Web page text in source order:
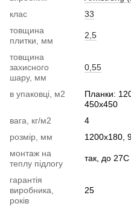
клас
33
товщина
плитки, мм
2,5
товщина
захисного
шару, мм
0,55
в упаковці, м2
Планки:
450х450
вага, кг/м2
4
розмір, мм
1200х180,
монтаж на
теплу підлогу
так, до 27С
гарантія
виробника,
років
25